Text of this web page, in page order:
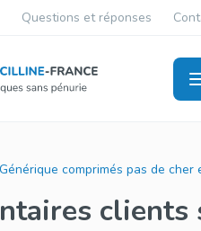
Questions et réponses
comprimés pas de cher